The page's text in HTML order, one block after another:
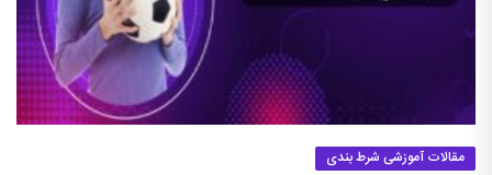
مقالات آموزشی شرط بندی